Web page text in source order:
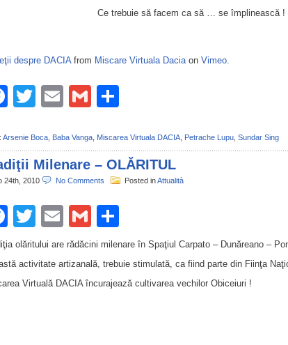
Ce trebuie să facem ca să … se împlinească !
despre DACIAfrom Miscare Virtuala Daciaon Vimeo.
Facebook
TwitterEmailGmail
Arsenie Boca, Baba Vanga, Miscarea Virtuala DACIA, Petrache Lupu, Sundar Sing
Milenare – OLĂRITUL
24th, 2010 No Comments Posted inAttualità
Facebook
TwitterEmailGmail
olăritului are rădăcini milenare în Spaţiul Carpato – Dunăreano –
activitate artizanală, trebuie stimulată, ca fiind parte din Fiinţa
Virtuală DACIA încurajează cultivarea vechilor Obiceiuri !